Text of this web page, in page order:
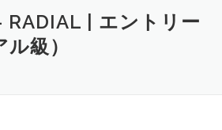
RADIAL | エントリー
級）